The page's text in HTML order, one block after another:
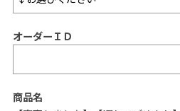
初めての方へ
オーダーＩＤ
商品名